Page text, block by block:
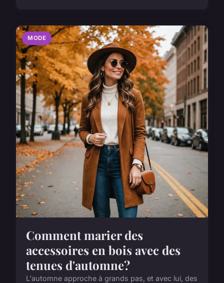
MODE
Comment marier des
accessoires en bois avec des
tenues d'automne?
L'automne approche à grands pas, et avec lui, des